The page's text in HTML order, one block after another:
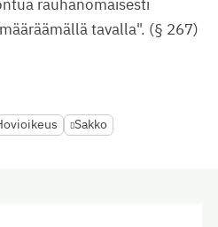
rauhanomaisesti
tavalla". (§ 267)
Sakko